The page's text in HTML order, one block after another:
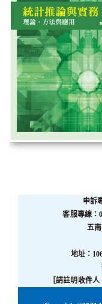
申訴
客服專線：
五
地址：
［請註明收件